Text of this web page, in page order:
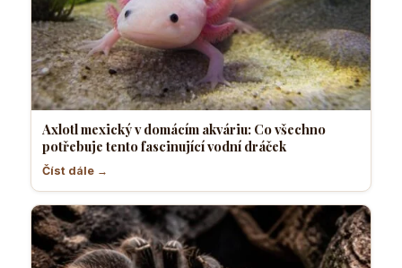
Axlotl mexický v domácím akváriu: Co všechno
potřebuje tento fascinující vodní dráček
Číst dále →